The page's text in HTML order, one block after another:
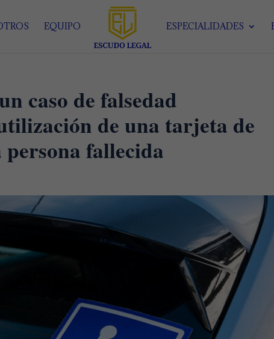
EQUIPO ESPECIALIDADES
caso de falsedad
de una tarjeta de
fallecida